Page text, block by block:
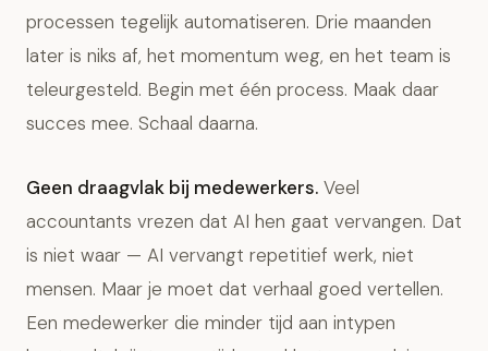
processen tegelijk automatiseren. Drie maanden
later is niks af, het momentum weg, en het team is
teleurgesteld. Begin met één process. Maak daar
succes mee. Schaal daarna.
Geen draagvlak bij medewerkers. Veel
accountants vrezen dat AI hen gaat vervangen. Dat
is niet waar — AI vervangt repetitief werk, niet
mensen. Maar je moet dat verhaal goed vertellen.
Een medewerker die minder tijd aan intypen